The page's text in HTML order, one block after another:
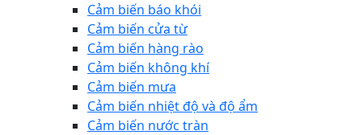
Cảm biến báo khói
Cảm biến cửa từ
Cảm biến hàng rào
Cảm biến không khí
Cảm biến mưa
Cảm biến nhiệt độ và độ ẩm
Cảm biến nước tràn